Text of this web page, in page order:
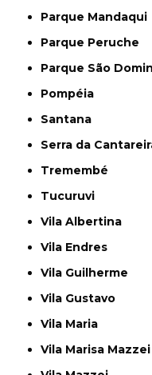
Parque Mandaqui
Parque Peruche
Parque São
Pompéia
Santana
Serra da
Tremembé
Tucuruvi
Vila Albertina
Vila Endres
Vila Guilherme
Vila Gustavo
Vila Maria
Vila Marisa Mazzei